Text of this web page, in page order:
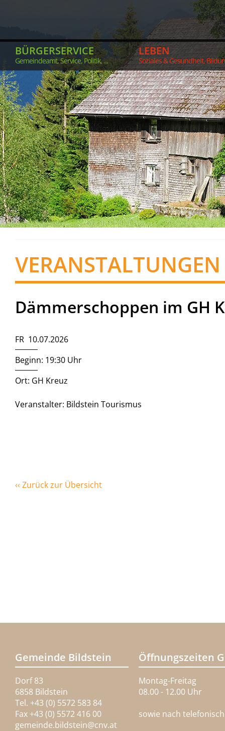
BÜRGERSERVICE
Gemeindeamt, Service, Politik, ...
LEBEN
Soziales & Gesundheit,
VERANSTALTUNGEN
Dämmerschoppen im GH
FR 10.07.2026
Beginn: 19:30 Uhr
Ort: GH Kreuz
Veranstalter: Bildstein Tourismus
‹‹ Zurück zur Übersicht
Gemeinde Bildstein
Dorf 83
6858 Bildstein
Tel. +43 (0) 5572 583 84
Fax +43 (0) 5572 416 00
gemeinde.bildstein@cnv.at
Öffnungszeiten
Montag-Freitag
08.00 - 12.00 Uhr
sowie nach